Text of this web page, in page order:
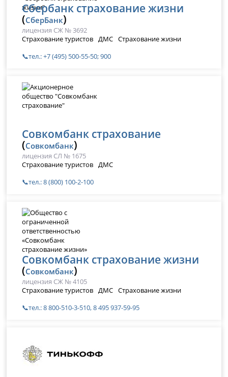
Сбербанк страхование жизни
(СберБанк)
лицензия СЖ № 3692
Страхование туристов ДМС Страхование жизни
📞тел.: +7 (495) 500-55-50; 900
Совкомбанк страхование
(Совкомбанк)
лицензия СЛ № 1675
Страхование туристов ДМС
📞тел.: 8 (800) 100-2-100
Совкомбанк страхование жизни
(Совкомбанк)
лицензия СЖ № 4105
Страхование туристов ДМС Страхование жизни
📞тел.: 8 800-510-3-510, 8 495 937-59-95